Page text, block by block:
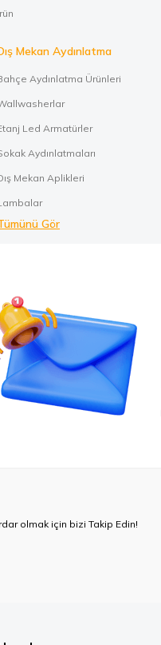
Mekan Aydınlatma
Aydınlatma Ürünleri
Led Armatürler
Aydınlatmaları
Mekan Aplikleri
Gör
olmak için bizi Takip Edin!